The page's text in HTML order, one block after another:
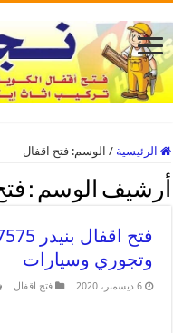
الرئيسية / الوسم:فتح اقفال
أرشيف الوسم :
وتجوري وسيارات
6 ديسمبر، 2020 فتح اقفال